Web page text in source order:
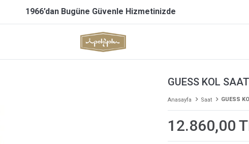
1966’dan Bugüne Güvenle Hizmetinizde
GUESS KOL
Anasayfa Saat GUESS
12.860,00